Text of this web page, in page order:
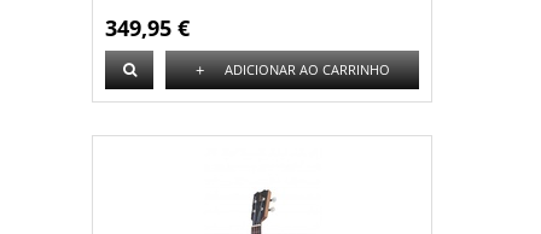
349,95 €
+ ADICIONAR AO CARRINHO